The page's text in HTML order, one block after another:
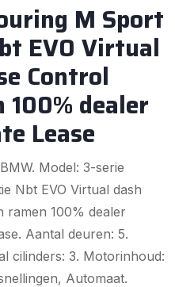
M Sport
EVO Virtual
Control
dealer
Lease
Model: 3-serie
Nbt EVO Virtual dash
ramen 100% dealer
Aantal deuren: 5.
cilinders: 3. Motorinhoud:
Automaat.